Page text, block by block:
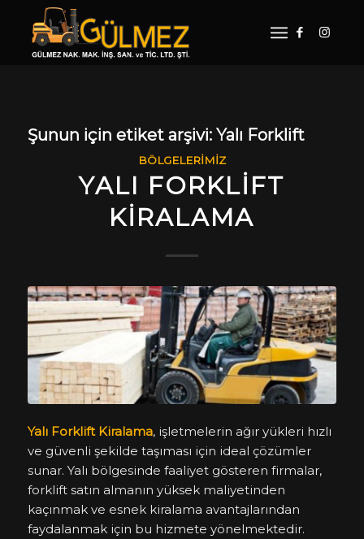
Şunun için etiket arşivi: Yalı Forklift
BÖLGELERIMIZ
YALI FORKLIFT
KIRALAMA
Yalı Forklift Kiralama, işletmelerin ağır yükleri hızlı
ve güvenli şekilde taşıması için ideal çözümler
sunar. Yalı bölgesinde faaliyet gösteren firmalar,
forklift satın almanın yüksek maliyetinden
kaçınmak ve esnek kiralama avantajlarından
faydalanmak için bu hizmete yönelmektedir.